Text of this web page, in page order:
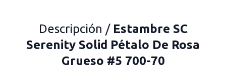
Descripción / Estambre SC
Serenity Solid Pétalo De Rosa
Grueso #5 700-70